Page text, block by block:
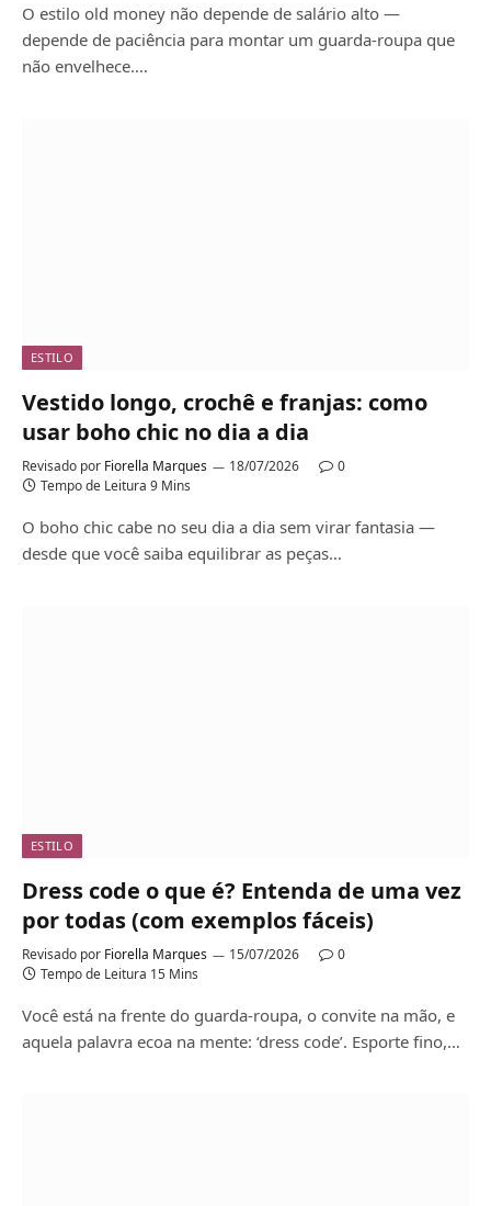
O estilo old money não depende de salário alto —
depende de paciência para montar um guarda-roupa que
não envelhece.…
ESTILO
Vestido longo, crochê e franjas: como
usar boho chic no dia a dia
Revisado por Fiorella Marques 18/07/2026
0
Tempo de Leitura 9 Mins
O boho chic cabe no seu dia a dia sem virar fantasia —
desde que você saiba equilibrar as peças…
ESTILO
Dress code o que é? Entenda de uma vez
por todas (com exemplos fáceis)
Revisado por Fiorella Marques 15/07/2026
0
Tempo de Leitura 15 Mins
Você está na frente do guarda-roupa, o convite na mão, e
aquela palavra ecoa na mente: ‘dress code’. Esporte fino,…